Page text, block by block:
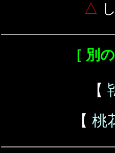
△
［ 別
【
【 桃